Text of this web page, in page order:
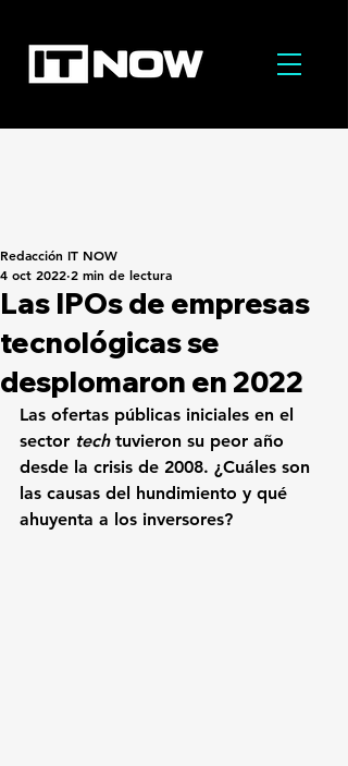
Las IPOs de empresas
tecnológicas se
desplomaron en 2022
Redacción IT NOW
4 oct 2022 2 min de lectura
Las ofertas públicas iniciales en el
sector tech tuvieron su peor año
desde la crisis de 2008. ¿Cuáles son
las causas del hundimiento y qué
ahuyenta a los inversores?